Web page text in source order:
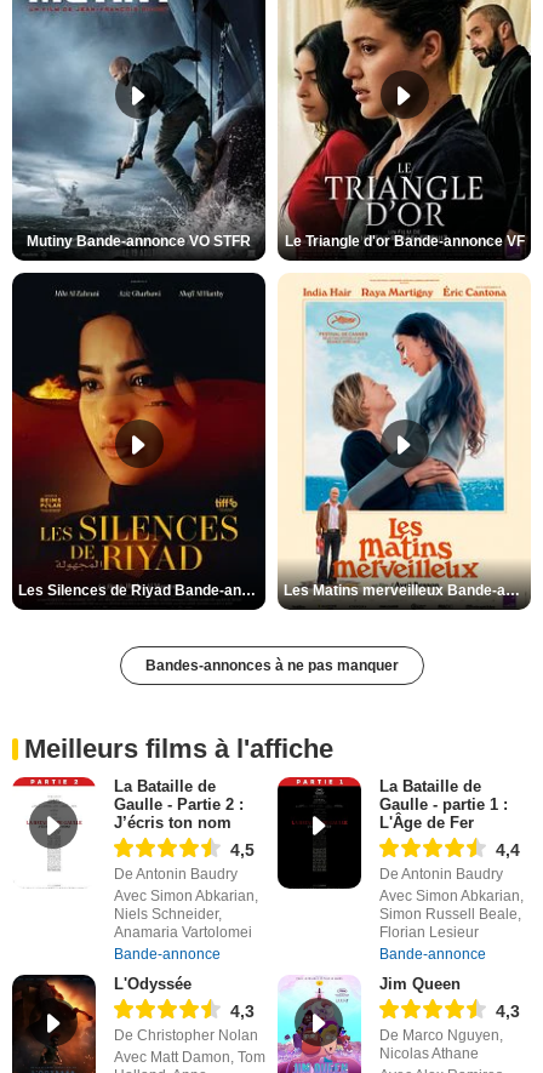
Mutiny Bande-annonce VO STFR Le Triangle d'or Bande-annonce VF
Les Silences de Riyad Bande-annonce VO STFR Les Matins merveilleux Bande-annonce VF
Bandes-annonces à ne pas manquer
Meilleurs films à l'affiche
La Bataille de
Gaulle - Partie 2 :
J’écris ton nom
4,5
De Antonin Baudry
Avec Simon Abkarian,
Niels Schneider,
Anamaria Vartolomei
Bande-annonce
La Bataille de
Gaulle - partie 1 :
L'Âge de Fer
4,4
De Antonin Baudry
Avec Simon Abkarian,
Simon Russell Beale,
Florian Lesieur
Bande-annonce
L'Odyssée
4,3
De Christopher Nolan
Avec Matt Damon, Tom
Jim Queen
4,3
De Marco Nguyen,
Nicolas Athane